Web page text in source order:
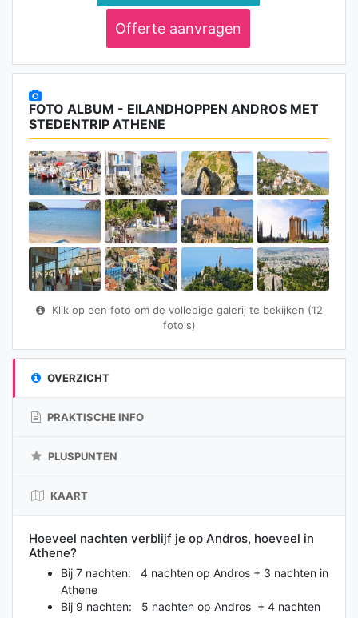
Offerte aanvragen
FOTO ALBUM - EILANDHOPPEN ANDROS MET
STEDENTRIP ATHENE
Klik op een foto om de volledige galerij te bekijken (12
foto's)
OVERZICHT
PRAKTISCHE INFO
PLUSPUNTEN
KAART
Hoeveel nachten verblijf je op Andros, hoeveel in
Athene?
Bij 7 nachten: 4 nachten op Andros + 3 nachten in
Athene
Bij 9 nachten: 5 nachten op Andros + 4 nachten